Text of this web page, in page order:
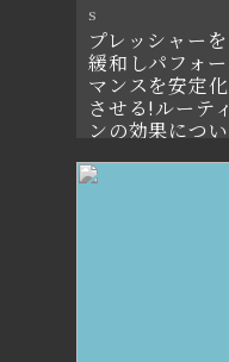
s
プレッシャーを
緩和しパフォー
マンスを安定化
させる!ルーティ
ンの効果につい